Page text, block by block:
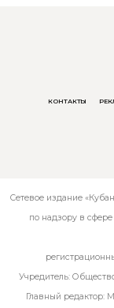
КОНТАКТЫ
Сетевое издание
по надзору в
Учредитель:
Главный редактор: